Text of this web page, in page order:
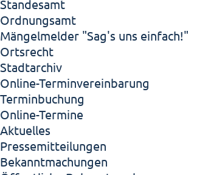
Standesamt
Ordnungsamt
Mängelmelder "Sag's uns einfach!"
Ortsrecht
Stadtarchiv
Online-Terminvereinbarung
Terminbuchung
Online-Termine
Aktuelles
Pressemitteilungen
Bekanntmachungen